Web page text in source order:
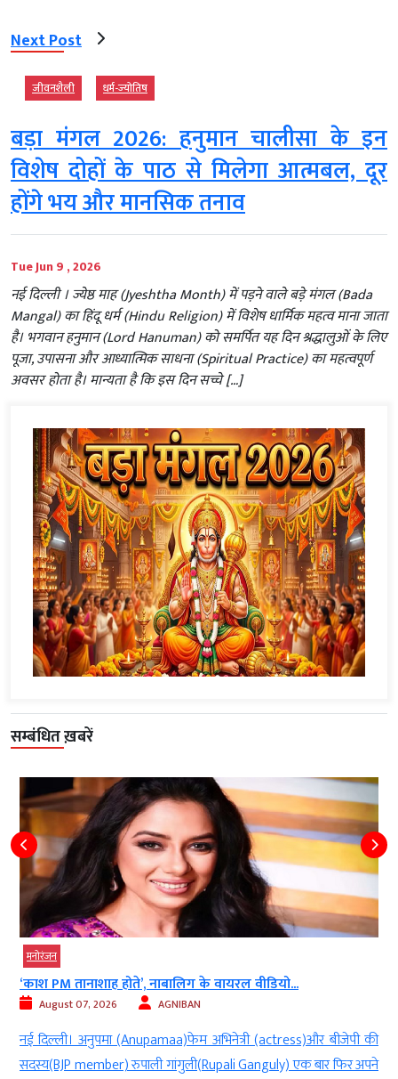
Next Post
जीवनशैली धर्म-ज्‍योतिष
बड़ा मंगल 2026: हनुमान चालीसा के इन
विशेष दोहों के पाठ से मिलेगा आत्मबल, दूर
होंगे भय और मानसिक तनाव
Tue Jun 9 , 2026
नई दिल्ली । ज्येष्ठ माह (Jyeshtha Month) में पड़ने वाले बड़े मंगल (Bada
Mangal) का हिंदू धर्म (Hindu Religion) में विशेष धार्मिक महत्व माना जाता
है। भगवान हनुमान (Lord Hanuman) को समर्पित यह दिन श्रद्धालुओं के लिए
पूजा, उपासना और आध्यात्मिक साधना (Spiritual Practice) का महत्वपूर्ण
अवसर होता है। मान्यता है कि इस दिन सच्चे […]
सम्बंधित ख़बरें
नाबालिग के वायरल वीडियो...
AGNIBAN
अभिनेत्री (actress)और बीजेपी की
गांगुली(Rupali Ganguly) एक बार फिर अपने
सनी देओल के गुस्से से
नई दिल्ली। सनी
बंटवारा(Bantwara) 1947